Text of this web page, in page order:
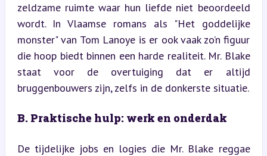
zeldzame ruimte waar hun liefde niet beoordeeld
wordt. In Vlaamse romans als "Het goddelijke
monster" van Tom Lanoye is er ook vaak zo’n figuur
die hoop biedt binnen een harde realiteit. Mr. Blake
staat voor de overtuiging dat er altijd
bruggenbouwers zijn, zelfs in de donkerste situatie.
B. Praktische hulp: werk en onderdak
De tijdelijke jobs en logies die Mr. Blake reggae